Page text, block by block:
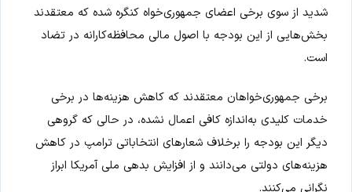
شدید از سوی برخی اعضای جمهوری‌خواه کنگره شده که معتقدند
بخش‌هایی از این بودجه با اصول مالی محافظه‌کارانه در تضاد
است.
برخی جمهوری‌خواهان معتقدند که کاهش هزینه‌ها در برخی
خدمات کلیدی به‌اندازه کافی اعمال نشده، در حالی که گروهی
دیگر این بودجه را برخلاف شعارهای انتخاباتی ترامپ در کاهش
هزینه‌های دولتی می‌دانند و از افزایش بدهی ملی آمریکا ابراز
نگرانی می‌کنند.